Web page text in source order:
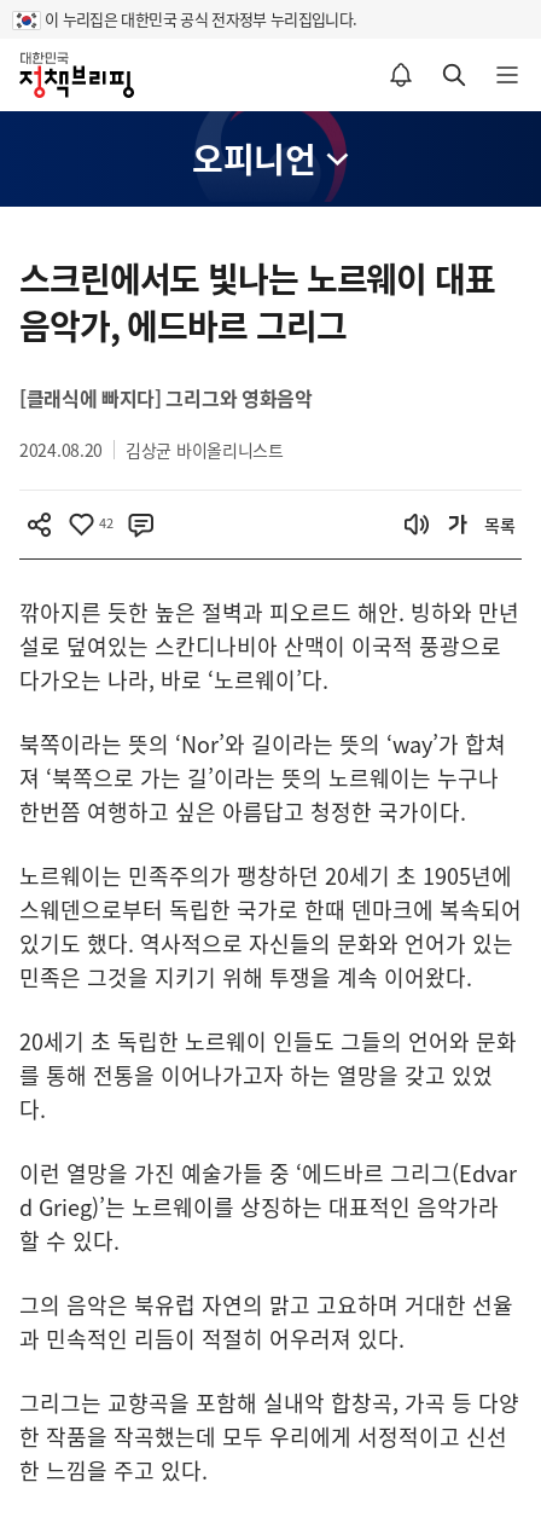
이 누리집은 대한민국 공식 전자정부 누리집입니다.
홈
알림설정 바로가기 검색 바로가기 메뉴 열기
오피니언
츠
영
스크린에서도 빛나는 노르웨이 대표
음악가, 에드바르 그리그
[클래식에 빠지다] 그리그와 영화음악
2024.08.20 김상균 바이올리니스트
42 목록
깎아지른 듯한 높은 절벽과 피오르드 해안. 빙하와 만년
설로 덮여있는 스칸디나비아 산맥이 이국적 풍광으로
다가오는 나라, 바로 ‘노르웨이’다.
북쪽이라는 뜻의 ‘Nor’와 길이라는 뜻의 ‘way’가 합쳐
져 ‘북쪽으로 가는 길’이라는 뜻의 노르웨이는 누구나
한번쯤 여행하고 싶은 아름답고 청정한 국가이다.
노르웨이는 민족주의가 팽창하던 20세기 초 1905년에
스웨덴으로부터 독립한 국가로 한때 덴마크에 복속되어
있기도 했다. 역사적으로 자신들의 문화와 언어가 있는
민족은 그것을 지키기 위해 투쟁을 계속 이어왔다.
20세기 초 독립한 노르웨이 인들도 그들의 언어와 문화
를 통해 전통을 이어나가고자 하는 열망을 갖고 있었
다.
이런 열망을 가진 예술가들 중 ‘에드바르 그리그(Edvar
d Grieg)’는 노르웨이를 상징하는 대표적인 음악가라
할 수 있다.
그의 음악은 북유럽 자연의 맑고 고요하며 거대한 선율
과 민속적인 리듬이 적절히 어우러져 있다.
그리그는 교향곡을 포함해 실내악 합창곡, 가곡 등 다양
한 작품을 작곡했는데 모두 우리에게 서정적이고 신선
한 느낌을 주고 있다.